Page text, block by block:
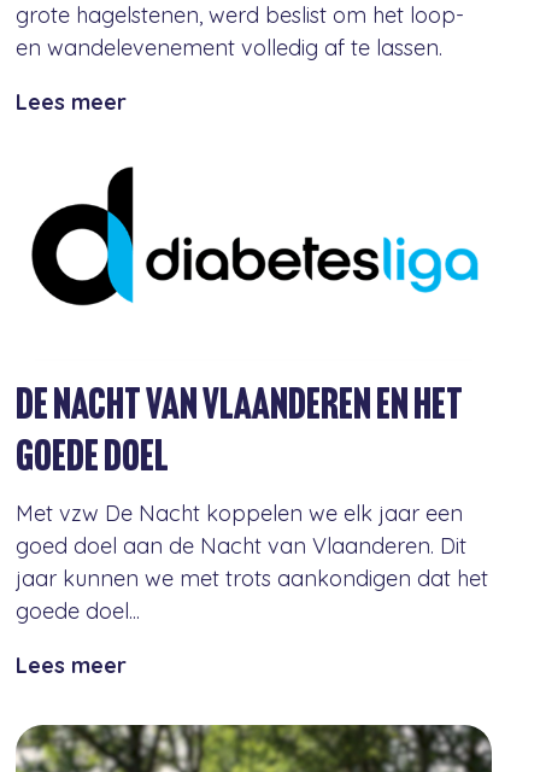
grote hagelstenen, werd beslist om het loop-
en wandelevenement volledig af te lassen.
Lees meer
DE NACHT VAN VLAANDEREN EN HET
GOEDE DOEL
Met vzw De Nacht koppelen we elk jaar een
goed doel aan de Nacht van Vlaanderen. Dit
jaar kunnen we met trots aankondigen dat het
goede doel...
Lees meer